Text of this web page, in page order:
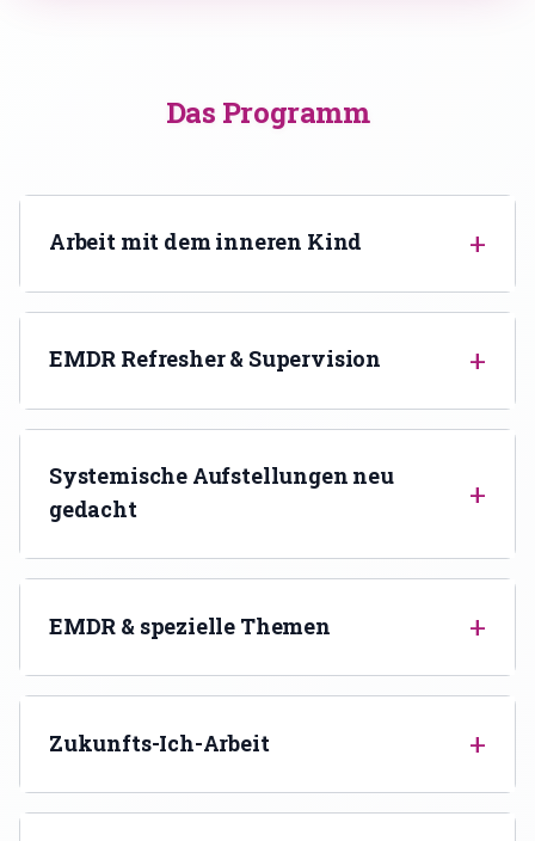
Das Programm
Arbeit mit dem inneren Kind +
EMDR Refresher & Supervision +
Systemische Aufstellungen neu
gedacht
+
EMDR & spezielle Themen +
Zukunfts-Ich-Arbeit +